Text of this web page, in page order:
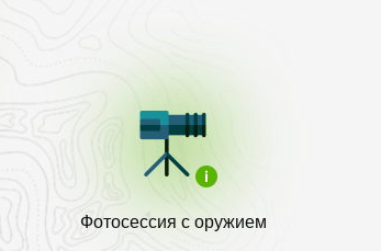
Фотосессия с оружием